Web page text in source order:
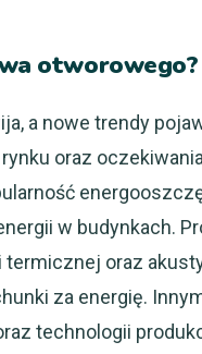
otworowego?
a nowe trendy
oraz
w budynkach.
oraz
za energię.
technologii